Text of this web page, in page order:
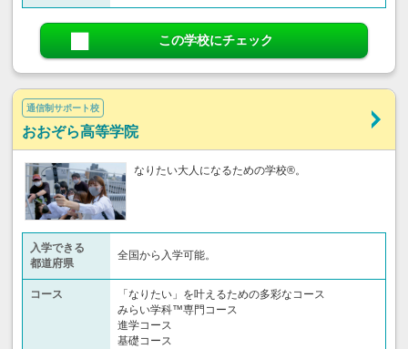
この学校にチェック
通信制サポート校
おおぞら高等学院
なりたい大人になるための学校®。
入学できる
都道府県
全国から入学可能。
コース
「なりたい」を叶えるための多彩なコース
みらい学科™専門コース
進学コース
基礎コース